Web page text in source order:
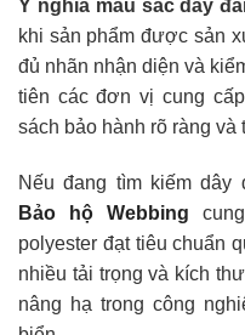
Ý nghĩa màu sắc dây
khi sản phẩm được sản
đủ nhãn nhận diện và
tiên các đơn vị cung
sách bảo hành rõ ràng và
Nếu đang tìm kiếm dây
Bảo hộ Webbing
polyester đạt tiêu chuẩn
nhiều tải trọng và kích
nâng hạ trong công